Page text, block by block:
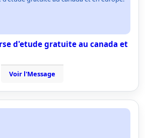
d'etude gratuite au canada et
Voir l'Message